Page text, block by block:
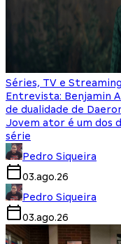
Séries, TV e Streaming
Entrevista: Benjamin
de dualidade de
Jovem ator é um dos
série
Pedro Siqueira
03.ago.26
Pedro Siqueira
03.ago.26